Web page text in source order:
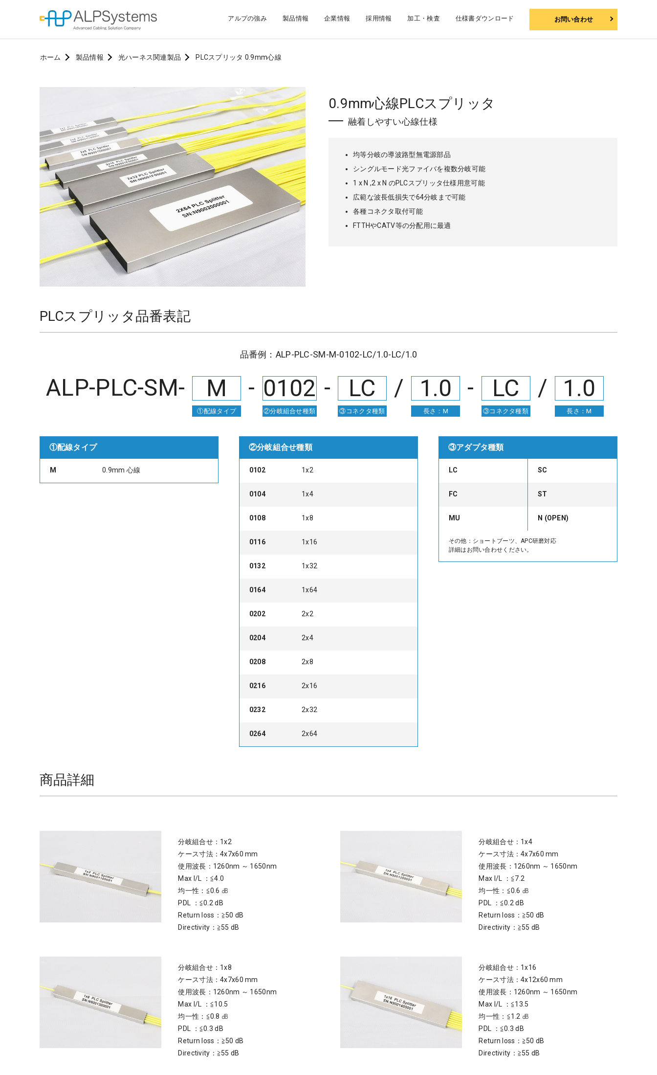
アルプの強み 製品情報 企業情報 採用情報 加工・検査 仕様書ダウンロード お問い合わせ
ホーム 製品情報 光ハーネス関連製品 PLCスプリッタ 0.9mm心線
0.9mm心線PLCスプリッタ
融着しやすい心線仕様
均等分岐の導波路型無電源部品
シングルモード光ファイバを複数分岐可能
1 x N ,2 x N のPLCスプリッタ仕様用意可能
広範な波長低損失で64分岐まで可能
各種コネクタ取付可能
FTTHやCATV等の分配用に最適
PLCスプリッタ品番表記
品番例：ALP-PLC-SM-M-0102-LC/1.0-LC/1.0
ALP-PLC-SM- M
①配線タイプ
- 0102
②分岐組合せ種類
- LC
③コネクタ種類
/ 1.0
長さ：M
- LC
③コネクタ種類
/ 1.0
長さ：M
①配線タイプ
M 0.9mm 心線
②分岐組合せ種類
0102 1x2
0104 1x4
0108 1x8
0116 1x16
0132 1x32
0164 1x64
0202 2x2
0204 2x4
0208 2x8
0216 2x16
0232 2x32
0264 2x64
③アダプタ種類
LC SC
FC ST
MU N (OPEN)
その他：ショートブーツ、APC研磨対応
詳細はお問い合わせください。
商品詳細
分岐組合せ：1x2
ケース寸法：4x7x60 mm
使用波長：1260nm ～ 1650nm
Max I/L ：≦4.0
均一性：≦0.6 ㏈
PDL ：≦0.2 dB
Return loss：≧50 dB
Directivity：≧55 dB
分岐組合せ：1x4
ケース寸法：4x7x60 mm
使用波長：1260nm ～ 1650nm
Max I/L ：≦7.2
均一性：≦0.6 ㏈
PDL ：≦0.2 dB
Return loss：≧50 dB
Directivity：≧55 dB
分岐組合せ：1x8
ケース寸法：4x7x60 mm
使用波長：1260nm ～ 1650nm
Max I/L ：≦10.5
均一性：≦0.8 ㏈
PDL ：≦0.3 dB
Return loss：≧50 dB
Directivity：≧55 dB
分岐組合せ：1x16
ケース寸法：4x12x60 mm
使用波長：1260nm ～ 1650nm
Max I/L ：≦13.5
均一性：≦1.2 ㏈
PDL ：≦0.3 dB
Return loss：≧50 dB
Directivity：≧55 dB